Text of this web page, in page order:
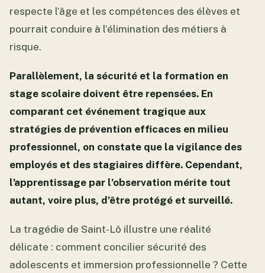
respecte l’âge et les compétences des élèves et
pourrait conduire à l’élimination des métiers à
risque.
Parallèlement, la sécurité et la formation en
stage scolaire doivent être repensées. En
comparant cet événement tragique aux
stratégies de prévention efficaces en milieu
professionnel, on constate que la vigilance des
employés et des stagiaires diffère. Cependant,
l’apprentissage par l’observation mérite tout
autant, voire plus, d’être protégé et surveillé.
La tragédie de Saint-Lô illustre une réalité
délicate : comment concilier sécurité des
adolescents et immersion professionnelle ? Cette